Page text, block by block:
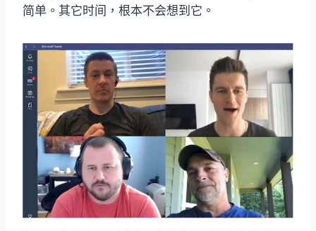
简单。其它时间，根本不会想到它。